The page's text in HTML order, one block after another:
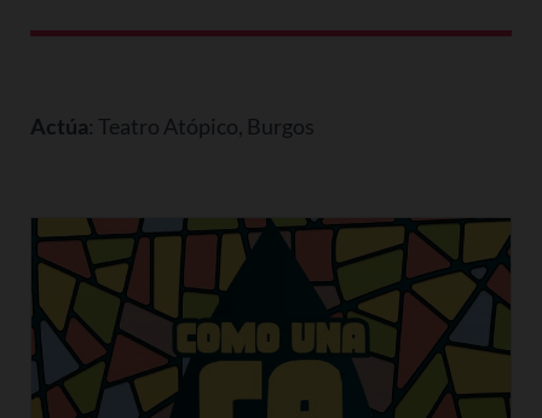
Actúa: Teatro Atópico, Burgos